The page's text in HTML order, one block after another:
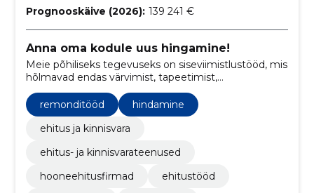
Prognooskäive (2026): 139 241 €
Anna oma kodule uus hingamine!
Meie põhiliseks tegevuseks on siseviimistlustööd, mis
hõlmavad endas värvimist, tapeetimist,
põrandakatete paigaldamist, dekoratiivset krohvimist
ning palju muud.
remonditööd
hindamine
ehitus ja kinnisvara
ehitus- ja kinnisvarateenused
hooneehitusfirmad
ehitustööd